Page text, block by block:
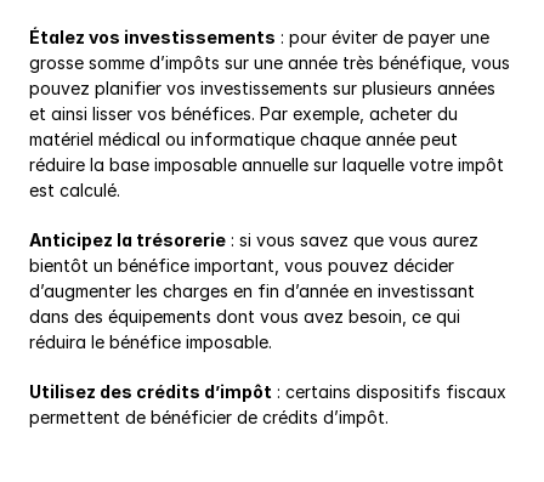
Étalez vos investissements : pour éviter de payer une
grosse somme d’impôts sur une année très bénéfique, vous
pouvez planifier vos investissements sur plusieurs années
et ainsi lisser vos bénéfices. Par exemple, acheter du
matériel médical ou informatique chaque année peut
réduire la base imposable annuelle sur laquelle votre impôt
est calculé.
Anticipez la trésorerie : si vous savez que vous aurez
bientôt un bénéfice important, vous pouvez décider
d’augmenter les charges en fin d’année en investissant
dans des équipements dont vous avez besoin, ce qui
réduira le bénéfice imposable.
Utilisez des crédits d’impôt : certains dispositifs fiscaux
permettent de bénéficier de crédits d’impôt.